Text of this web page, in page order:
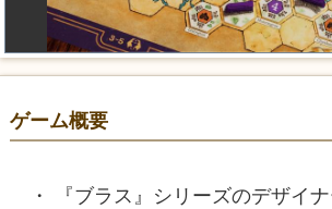
ゲーム概要
『ブラス』シリーズのデザイ